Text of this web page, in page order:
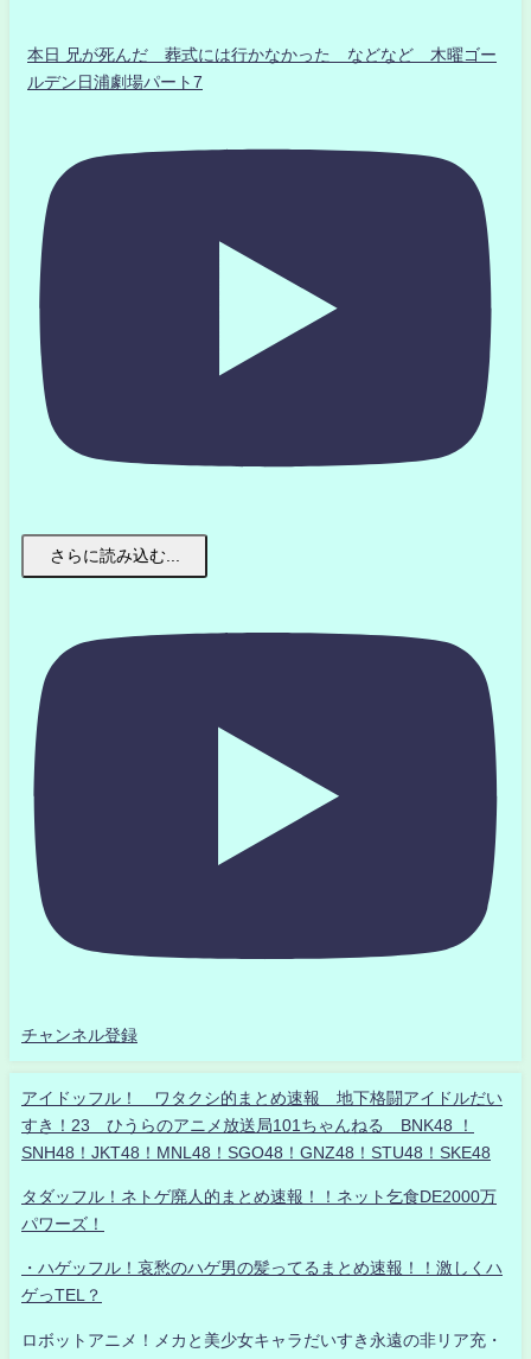
本日 兄が死んだ 葬式には行かなかった などなど 木曜ゴー
ルデン日浦劇場パート7
さらに読み込む...
チャンネル登録
アイドッフル！ ワタクシ的まとめ速報 地下格闘アイドルだい
すき！23 ひうらのアニメ放送局101ちゃんねる BNK48 ！
SNH48！JKT48！MNL48！SGO48！GNZ48！STU48！SKE48
タダッフル！ネトゲ廃人的まとめ速報！！ネット乞食DE2000万
パワーズ！
・ハゲッフル！哀愁のハゲ男の髪ってるまとめ速報！！激しくハ
ゲっTEL？
ロボットアニメ！メカと美少女キャラだいすき永遠の非リア充・